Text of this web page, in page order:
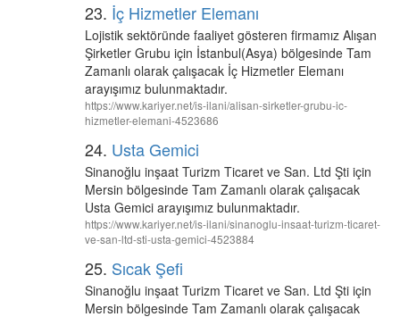
23. İç Hizmetler Elemanı
Lojistik sektöründe faaliyet gösteren firmamız Alışan
Şirketler Grubu için İstanbul(Asya) bölgesinde Tam
Zamanlı olarak çalışacak İç Hizmetler Elemanı
arayışımız bulunmaktadır.
https://www.kariyer.net/is-ilani/alisan-sirketler-grubu-ic-
hizmetler-elemani-4523686
24. Usta Gemici
Sinanoğlu inşaat Turizm Ticaret ve San. Ltd Şti için
Mersin bölgesinde Tam Zamanlı olarak çalışacak
Usta Gemici arayışımız bulunmaktadır.
https://www.kariyer.net/is-ilani/sinanoglu-insaat-turizm-ticaret-
ve-san-ltd-sti-usta-gemici-4523884
25. Sıcak Şefi
Sinanoğlu inşaat Turizm Ticaret ve San. Ltd Şti için
Mersin bölgesinde Tam Zamanlı olarak çalışacak